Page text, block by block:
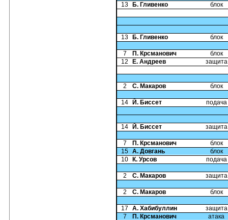
13 Б. Гливенко блок
13 Б. Гливенко блок
7 П. Крсманович
блок
12
Е. Андреев защита
2 С. Макаров блок
14 Й. Биссет подача
14 Й. Биссет защита
7 П. Крсманович
блок
15 А. Довгань
блок
10
К. Урсов подача
2 С. Макаров защита
2 С. Макаров блок
17 А. Хабибуллин
защита
7
П. Крсманович
атака